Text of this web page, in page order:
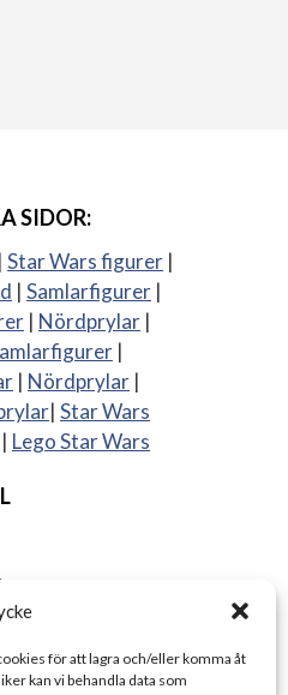
för att lagra och/eller komma åt
kan vi behandla data som
SIDOR:
| Star Wars figurer |
| Samlarfigurer |
| Nördprylar |
|
| Nördprylar |
| Star Wars
| Lego Star Wars